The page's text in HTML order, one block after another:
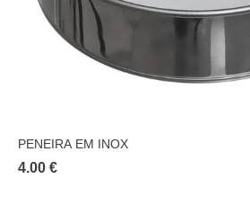
PENEIRA EM INOX
4.00 €